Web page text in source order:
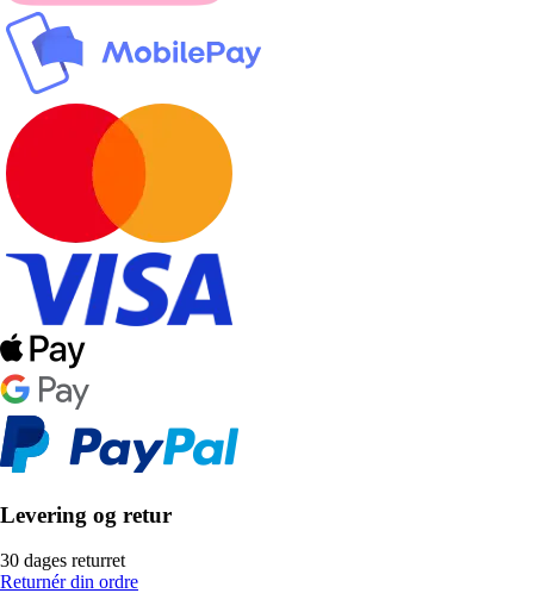
Levering og retur
30 dages returret
Returnér din ordre